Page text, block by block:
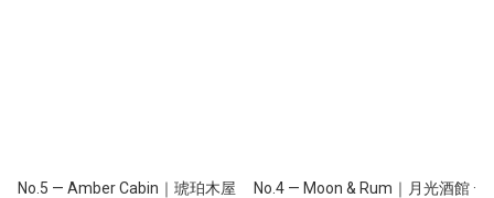
No.5 — Amber Cabin｜琥珀木屋
No.4 — Moon & Rum｜月光酒館 ·